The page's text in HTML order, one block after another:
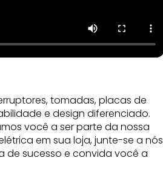
tomadas, placas de
e design diferenciado.
você a ser parte da nossa
em sua loja, junte-se a nós
de sucesso e convida você a